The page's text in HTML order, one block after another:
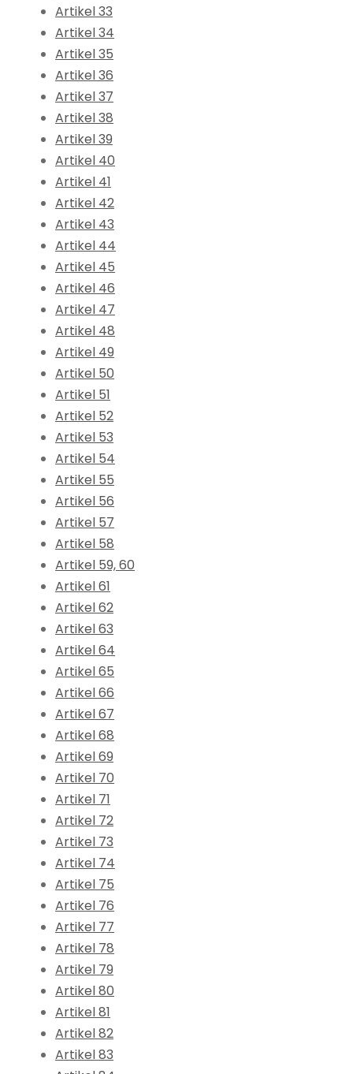
Artikel 33
Artikel 34
Artikel 35
Artikel 36
Artikel 37
Artikel 38
Artikel 39
Artikel 40
Artikel 41
Artikel 42
Artikel 43
Artikel 44
Artikel 45
Artikel 46
Artikel 47
Artikel 48
Artikel 49
Artikel 50
Artikel 51
Artikel 52
Artikel 53
Artikel 54
Artikel 55
Artikel 56
Artikel 57
Artikel 58
Artikel 59, 60
Artikel 61
Artikel 62
Artikel 63
Artikel 64
Artikel 65
Artikel 66
Artikel 67
Artikel 68
Artikel 69
Artikel 70
Artikel 71
Artikel 72
Artikel 73
Artikel 74
Artikel 75
Artikel 76
Artikel 77
Artikel 78
Artikel 79
Artikel 80
Artikel 81
Artikel 82
Artikel 83